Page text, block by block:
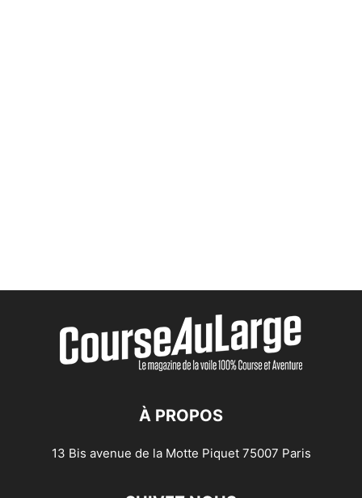
À PROPOS
13 Bis avenue de la Motte Piquet 75007 Paris